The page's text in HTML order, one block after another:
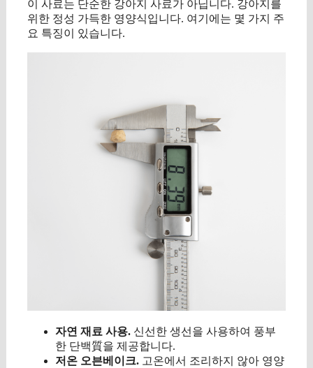
이 사료는 단순한 강아지 사료가 아닙니다. 강아지를
위한 정성 가득한 영양식입니다. 여기에는 몇 가지 주
요 특징이 있습니다.
자연 재료 사용. 신선한 생선을 사용하여 풍부
한 단백質을 제공합니다.
저온 오븐베이크. 고온에서 조리하지 않아 영양